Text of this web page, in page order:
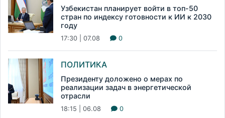
Узбекистан планирует войти в топ-50
стран по индексу готовности к ИИ к 2030
году
17:30 | 07.08 0
ПОЛИТИКА
Президенту доложено о мерах по
реализации задач в энергетической
отрасли
18:15 | 06.08 0